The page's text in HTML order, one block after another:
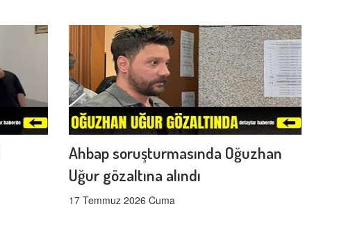
Ahbap soruşturmasında Oğuzhan
Uğur gözaltına alındı
17 Temmuz 2026 Cuma